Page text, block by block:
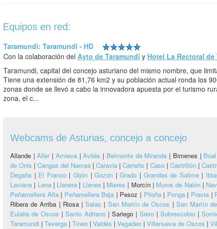
Equipos en red:
Taramundi: Taramundi - HD
Con la colaboración del Ayto de Taramundi y Hotel La Rectoral de
Taramundi, capital del concejo asturiano del mismo nombre, que
Tiene una extensión de 81,76 km2 y su población actual ronda los
zonas donde se llevó a cabo la innovadora apuesta por el turismo
zona, el c...
Webcams de Asturias, concejo a concejo
Allande |Aller| Amieva|Avilés | Belmonte de Miranda | Bimenes | Boal
de Onis |Cangas del Narcea |Caravia |Carreño | Caso| Castrillón|
Degaña | El Franco|Gijón |Gozón |Grado | Grandas de Salime|
Laviana | Lena| Llanera | Llanes | Mieres | Morcín | Muros de Nalón|
Peñamellera Alta| Peñamellera Baja | Pesoz | Piloña| Ponga| Pravia|
Ribera de Arriba | Riosa |Salas | San Martín de Oscos | San Martín
Eulalia de Oscos | Santo Adriano| Sariego | Siero| Sobrescobio|
Taramundi | Teverga | Tineo | Valdés | Vegadeo | Villanueva de Oscos |